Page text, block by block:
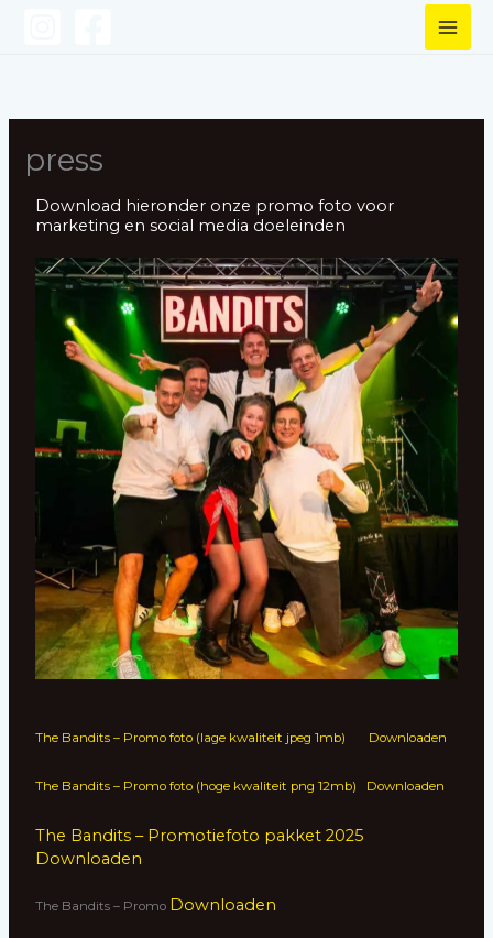
press
Download hieronder onze promo foto voor
marketing en social media doeleinden
The Bandits – Promo foto (lage kwaliteit jpeg 1mb) Downloaden
The Bandits – Promo foto (hoge kwaliteit png 12mb) Downloaden
The Bandits – Promotiefoto pakket 2025
Downloaden
The Bandits – Promo Downloaden